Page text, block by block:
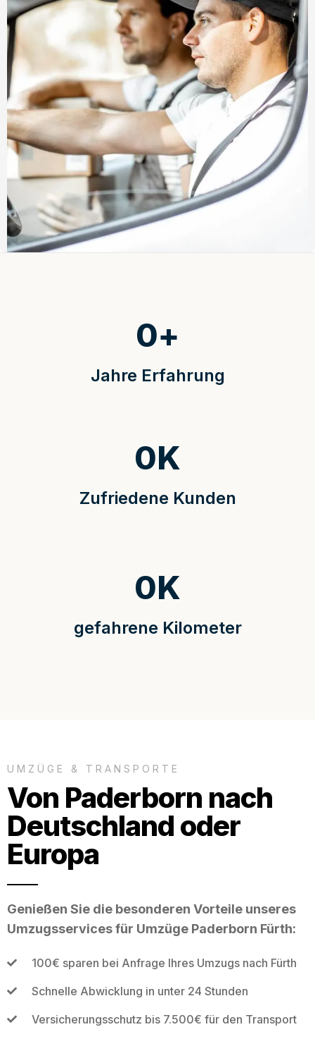
Jahre Erfahrung
0+
Zufriedene Kunden
0K
gefahrene Kilometer
0K
UMZÜGE & TRANSPORTE
Von Paderborn nach
Deutschland oder
Europa
Genießen Sie die besonderen Vorteile unseres
Umzugsservices für Umzüge Paderborn Fürth:
100€ sparen bei Anfrage Ihres Umzugs nach Fürth
Schnelle Abwicklung in unter 24 Stunden
Versicherungsschutz bis 7.500€ für den Transport